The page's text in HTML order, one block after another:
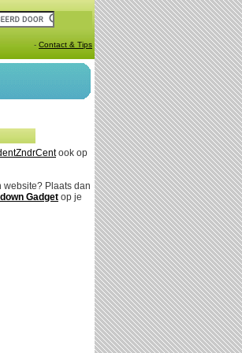
- Contact & Tips
ook op
website? Plaats dan
Gadget op je